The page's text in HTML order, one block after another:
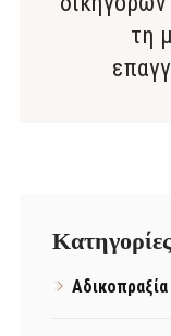
τη
Kατηγορίες
Αδικοπραξία